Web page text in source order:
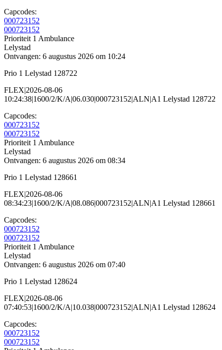
Capcodes:
000723152
000723152
Prioriteit 1 Ambulance
Lelystad
Ontvangen: 6 augustus 2026 om 10:24
Prio 1 Lelystad 128722
FLEX|2026-08-06
10:24:38|1600/2/K/A|06.030|000723152|ALN|A1 Lelystad 128722
Capcodes:
000723152
000723152
Prioriteit 1 Ambulance
Lelystad
Ontvangen: 6 augustus 2026 om 08:34
Prio 1 Lelystad 128661
FLEX|2026-08-06
08:34:23|1600/2/K/A|08.086|000723152|ALN|A1 Lelystad 128661
Capcodes:
000723152
000723152
Prioriteit 1 Ambulance
Lelystad
Ontvangen: 6 augustus 2026 om 07:40
Prio 1 Lelystad 128624
FLEX|2026-08-06
07:40:53|1600/2/K/A|10.038|000723152|ALN|A1 Lelystad 128624
Capcodes:
000723152
000723152